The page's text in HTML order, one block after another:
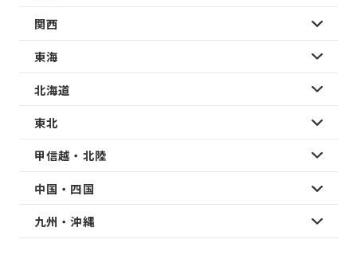
関西
東海
北海道
東北
甲信越・北陸
中国・四国
九州・沖縄